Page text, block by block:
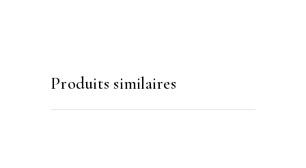
Produits similaires